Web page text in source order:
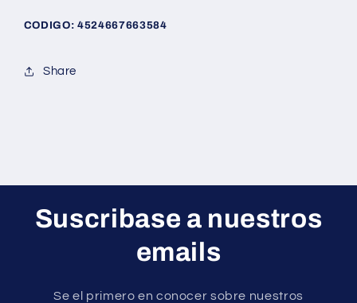
CODIGO: 4524667663584
Share
Suscribase a nuestros
emails
Se el primero en conocer sobre nuestros